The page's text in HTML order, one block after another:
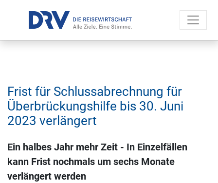
Frist für Schlussabrechnung für
Überbrückungshilfe bis 30. Juni
2023 verlängert
Ein halbes Jahr mehr Zeit - In Einzelfällen
kann Frist nochmals um sechs Monate
verlängert werden